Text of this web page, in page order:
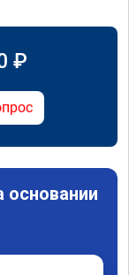
₽
основании